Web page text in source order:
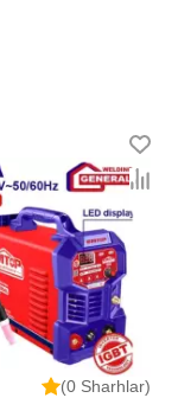
(0 Sharhlar)